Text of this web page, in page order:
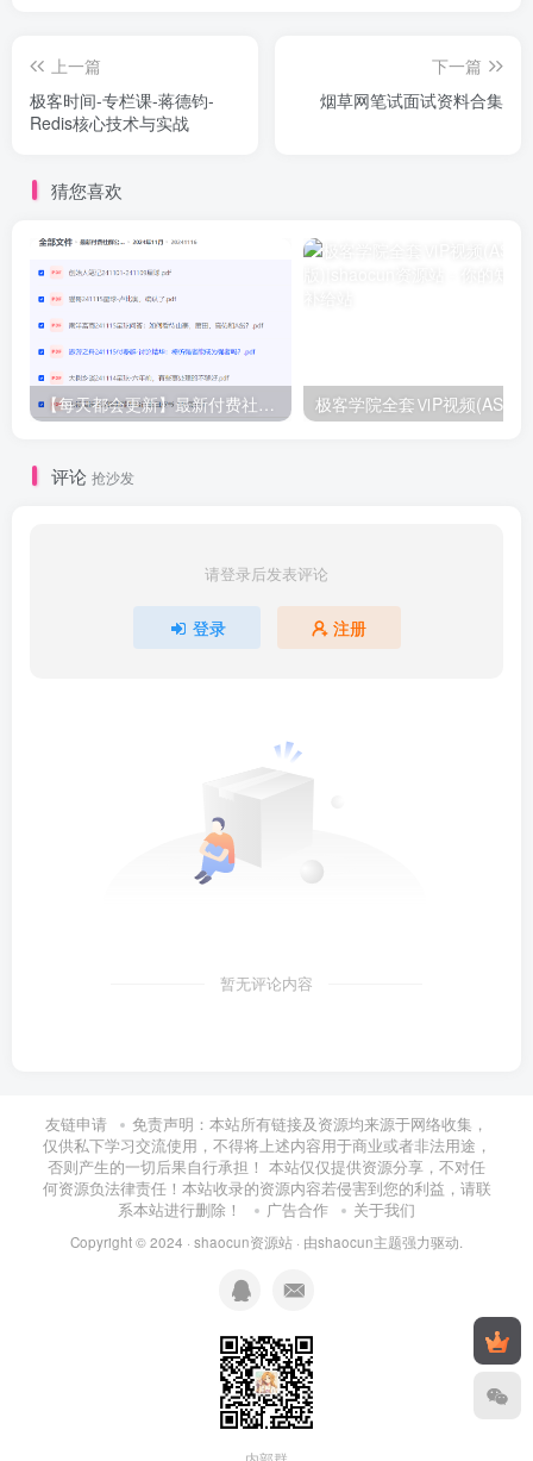
上一篇
极客时间-专栏课-蒋德钧-
Redis核心技术与实战
下一篇
烟草网笔试面试资料合集
猜您喜欢
【每天都会更新】最新付费社群公众号文章 极客学院全套ⅥP视频(AS版)
评论 抢沙发
请登录后发表评论
登录 注册
暂无评论内容
友链申请
免责声明：本站所有链接及资源均来源于网络收集，
仅供私下学习交流使用，不得将上述内容用于商业或者非法用途，
否则产生的一切后果自行承担！ 本站仅仅提供资源分享，不对任
何资源负法律责任！本站收录的资源内容若侵害到您的利益，请联
系本站进行删除！
广告合作 关于我们
Copyright © 2024 · shaocun资源站 · 由shaocun主题强力驱动.